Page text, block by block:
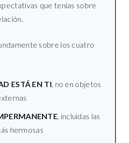
que tenías sobre
sobre los cuatro
ESTÁ EN TI, no en objetos
, incluidas las
hermosas